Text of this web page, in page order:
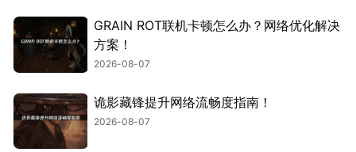
GRAIN ROT联机卡顿怎么办？网络优化解决
方案！
2026-08-07
诡影藏锋提升网络流畅度指南！
2026-08-07